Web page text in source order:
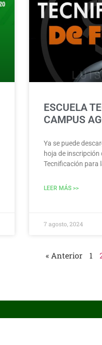
ESCUELA
CAMPUS
Ya se puede
hoja de inscripción
Tecnificación para
LEER MÁS >>
7 agosto, 2024
« Anterior 1